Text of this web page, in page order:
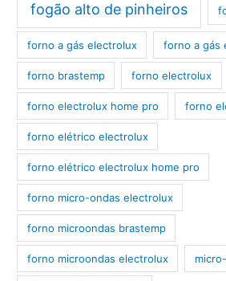
fogão alto de pinheiros
forno a gás electrolux forno a gás
forno brastemp forno electrolux
forno electrolux home pro forno
forno elétrico electrolux
forno elétrico electrolux home pro
forno micro-ondas electrolux
forno microondas brastemp
forno microondas electrolux